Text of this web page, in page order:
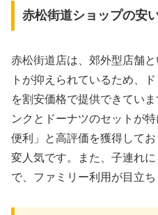
赤松街道ショップの安
赤松街道店は、郊外型店舗
トが抑えられているため、
を割安価格で提供できてい
ンクとドーナツのセットが
便利」と高評価を獲得して
変人気です。また、子連れ
で、ファミリー利用が目立ち